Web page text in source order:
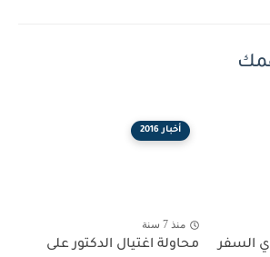
السفر
أخبار 2016
منذ 7 سنة
محاولة اغتيال الدكتور على